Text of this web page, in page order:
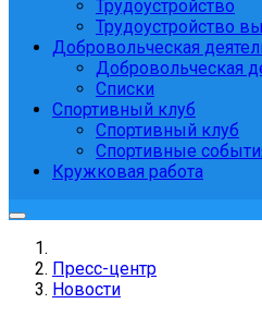
Трудоустройство
Трудоустройство
Добровольческая
Добровольческая
Списки
Спортивный клуб
Спортивный клуб
Спортивные
Кружковая работа
Пресс-центр
Новости